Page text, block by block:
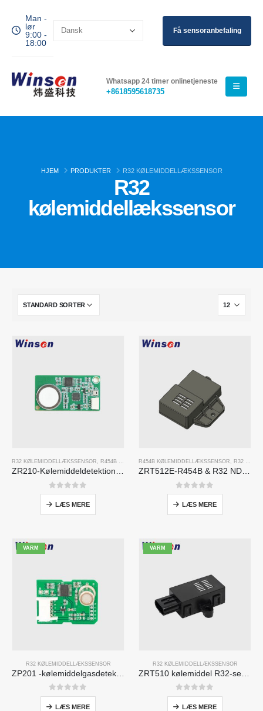
Man -
lør
9:00 -
18:00
Få sensoranbefaling
Whatsapp 24 timer onlinetjeneste
+8618595618735
HJEM PRODUKTER R32 KØLEMIDDELLÆKSSENSOR
R32
kølemiddellækssensor
R32 KØLEMIDDELLÆKSSENSOR R454B KØLEMIDDELLÆKSSENSOR
0ud af 5
LÆS MERE
R454B KØLEMIDDELLÆKSSENSOR R32 KØLEMIDDELLÆKSSENSOR
0ud af 5
LÆS MERE
VARM
R32 KØLEMIDDELLÆKSSENSOR
0ud af 5
LÆS MERE
VARM
R32 KØLEMIDDELLÆKSSENSOR
0ud af 5
LÆS MERE